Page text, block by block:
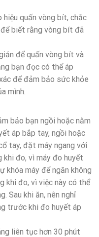
quấn vòng bít, chắc
biết rằng vòng bít đã
để quấn vòng bít và
bạn đọc có thể áp
để đảm bảo sức khỏe
mình.
bảo bạn ngồi hoặc nằm
áp bắp tay, ngồi hoặc
tay, đặt máy ngang với
đo, vì máy đo huyết
khóa máy để ngăn không
khi đo, vì việc này có thể
Sau khi ăn, nên nghỉ
trước khi đo huyết áp
liên tục hơn 30 phút